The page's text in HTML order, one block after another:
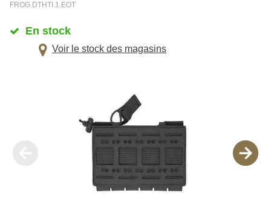
FROG.DTHTI.1.EOT
En stock
Voir le stock des magasins